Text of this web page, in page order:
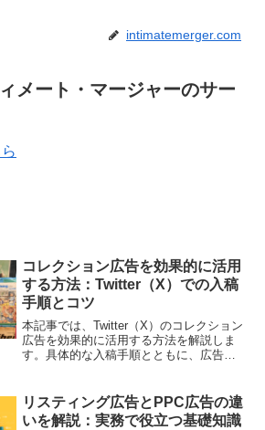
intimatemerger.com
メート・マージャーのサー
コレクション広告を効果的に活用
する方法：Twitter（X）での入稿
手順とコツ
本記事では、Twitter（X）のコレクション
広告を効果的に活用する方法を解説しま
す。具体的な入稿手順とともに、広告効
リスティング広告とPPC広告の違
いを解説：実務で役立つ基礎知識